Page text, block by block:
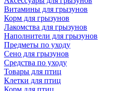
Витамины для грызунов
Корм для грызунов
Лакомства для грызунов
Наполнители для грызунов
Предметы по уходу
Сено для грызунов
Средства по уходу
Товары для птиц
Клетки для птиц
Корм для птиц